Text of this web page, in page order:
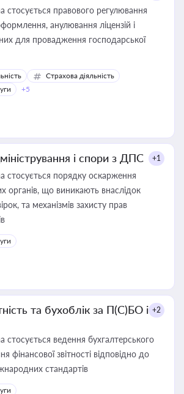
стосується правового регулювання
анулювання ліцензій і
для провадження господарської
Страхова діяльність
+5
і спори з ДПС +1
стосується порядку оскарження
органів, що виникають внаслідок
та механізмів захисту прав
та бухоблік за П(С)БО і +2
стосується ведення бухгалтерського
фінансової звітності відповідно до
стандартів